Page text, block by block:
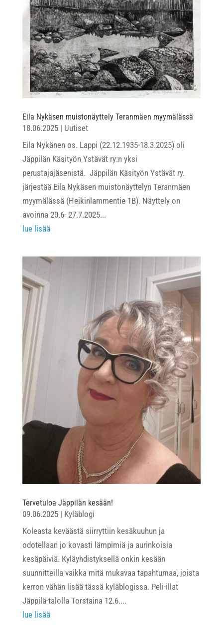
Eila Nykäsen muistonäyttely Teranmäen myymälässä
18.06.2025| Uutiset
Eila Nykänen os. Lappi (22.12.1935-18.3.2025) oli
Jäppilän Käsityön Ystävät ry:n yksi
perustajajäsenistä. Jäppilän Käsityön Ystävät ry.
järjestää Eila Nykäsen muistonäyttelyn Teranmäen
myymälässä (Heikinlammentie 1B). Näyttely on
avoinna 20.6- 27.7.2025...
lue lisää
Tervetuloa Jäppilän kesään!
09.06.2025| Kyläblogi
Koleasta keväästä siirryttiin kesäkuuhun ja
odotellaan jo kovasti lämpimiä ja aurinkoisia
kesäpäiviä. Kyläyhdistyksellä onkin kesään
suunnitteilla vaikka mitä mukavaa tapahtumaa, joista
kerron vähän lisää tässä kyläblogissa. Peli-illat
Jäppilä-talolla Torstaina 12.6....
lue lisää